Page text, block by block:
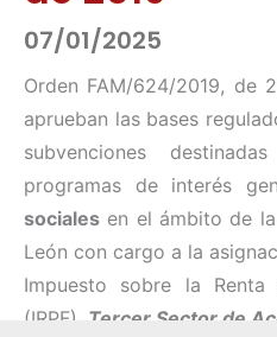
07/01/2025
Orden FAM/624/2019, de
aprueban las bases
subvenciones
programas de interés
sociales en el ámbito de
León con cargo a la
Impuesto sobre la
(IRPF). Tercer Sector de